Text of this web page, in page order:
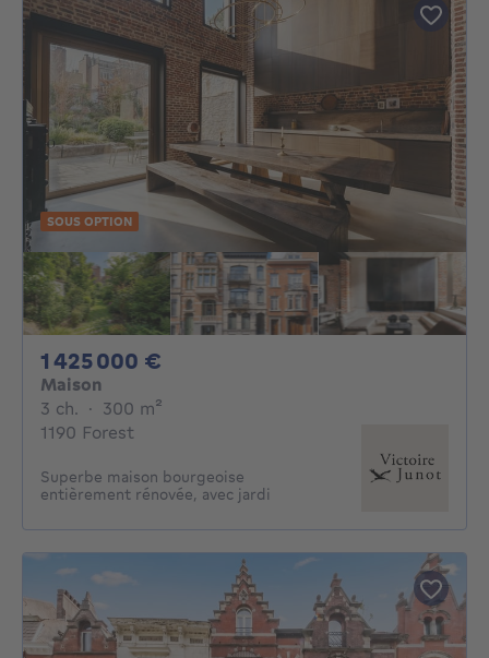
SOUS OPTION
1 425 000 €
Maison
3 ch. 3 chambres
· 300 m²
1190 Forest
Superbe maison bourgeoise
entièrement rénovée, avec jardi